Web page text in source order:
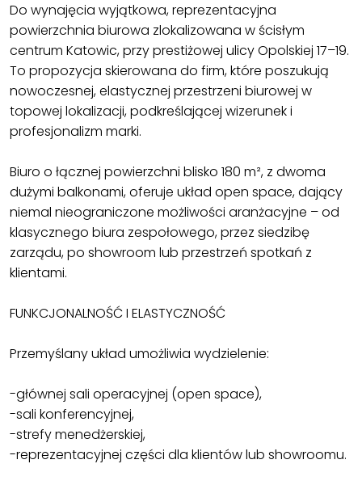
Do wynajęcia wyjątkowa, reprezentacyjna
powierzchnia biurowa zlokalizowana w ścisłym
centrum Katowic, przy prestiżowej ulicy Opolskiej 17–19.
To propozycja skierowana do firm, które poszukują
nowoczesnej, elastycznej przestrzeni biurowej w
topowej lokalizacji, podkreślającej wizerunek i
profesjonalizm marki.
Biuro o łącznej powierzchni blisko 180 m², z dwoma
dużymi balkonami, oferuje układ open space, dający
niemal nieograniczone możliwości aranżacyjne – od
klasycznego biura zespołowego, przez siedzibę
zarządu, po showroom lub przestrzeń spotkań z
klientami.
FUNKCJONALNOŚĆ I ELASTYCZNOŚĆ
Przemyślany układ umożliwia wydzielenie:
-głównej sali operacyjnej (open space),
-sali konferencyjnej,
-strefy menedżerskiej,
-reprezentacyjnej części dla klientów lub showroomu.